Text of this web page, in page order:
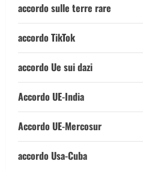
accordo sulle terre rare
accordo TikTok
accordo Ue sui dazi
Accordo UE-India
Accordo UE-Mercosur
accordo Usa-Cuba